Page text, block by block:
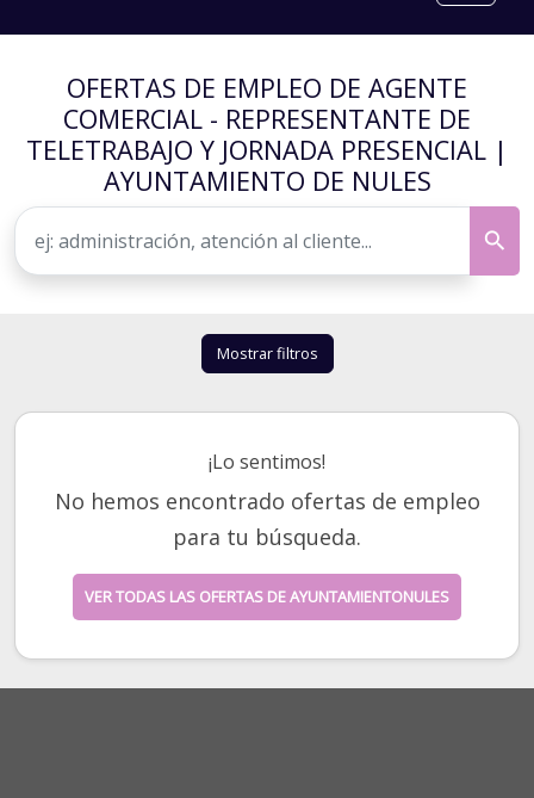
OFERTAS DE EMPLEO DE AGENTE
COMERCIAL - REPRESENTANTE DE
TELETRABAJO Y JORNADA PRESENCIAL |
AYUNTAMIENTO DE NULES
Mostrar filtros
¡Lo sentimos!
No hemos encontrado ofertas de empleo
para tu búsqueda.
VER TODAS LAS OFERTAS DE AYUNTAMIENTONULES